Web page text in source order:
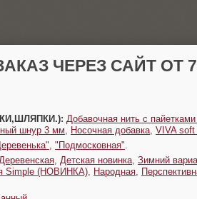
ЧЕРЕЗ САЙТ ОТ
Добавочная нить с
шнур 3 мм Носочная добавка VIVA
"Подмосковная"
Деревенская Детская новинка Зимний
Simple (НОВИНКА) Народная